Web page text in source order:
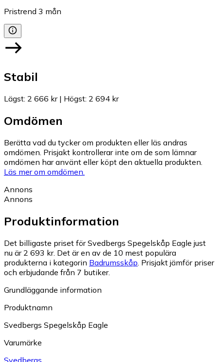
Pristrend 3 mån
Stabil
Lägst: 2 666 kr| Högst: 2 694 kr
Omdömen
Berätta vad du tycker om produkten eller läs andras
omdömen. Prisjakt kontrollerar inte om de som lämnar
omdömen har använt eller köpt den aktuella produkten.
Läs mer om omdömen.
Annons
Annons
Produktinformation
Det billigaste priset för Svedbergs Spegelskåp Eagle just
nu är 2 693 kr. Det är en av de 10 mest populära
produkterna i kategorin Badrumsskåp Prisjakt jämför priser
och erbjudande från 7 butiker.
Grundläggande information
Produktnamn
Svedbergs Spegelskåp Eagle
Varumärke
Svedbergs